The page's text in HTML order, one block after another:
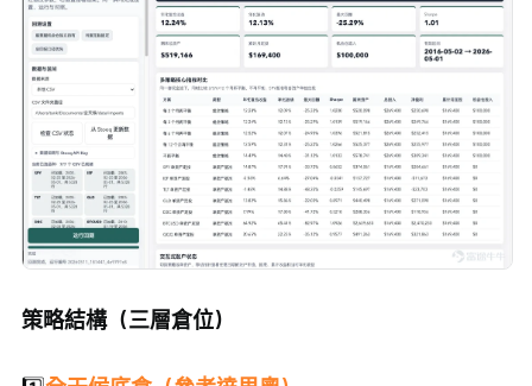
策略結構（三層倉位）